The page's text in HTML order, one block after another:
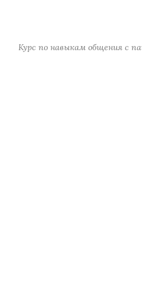
Курс по навыкам общения с